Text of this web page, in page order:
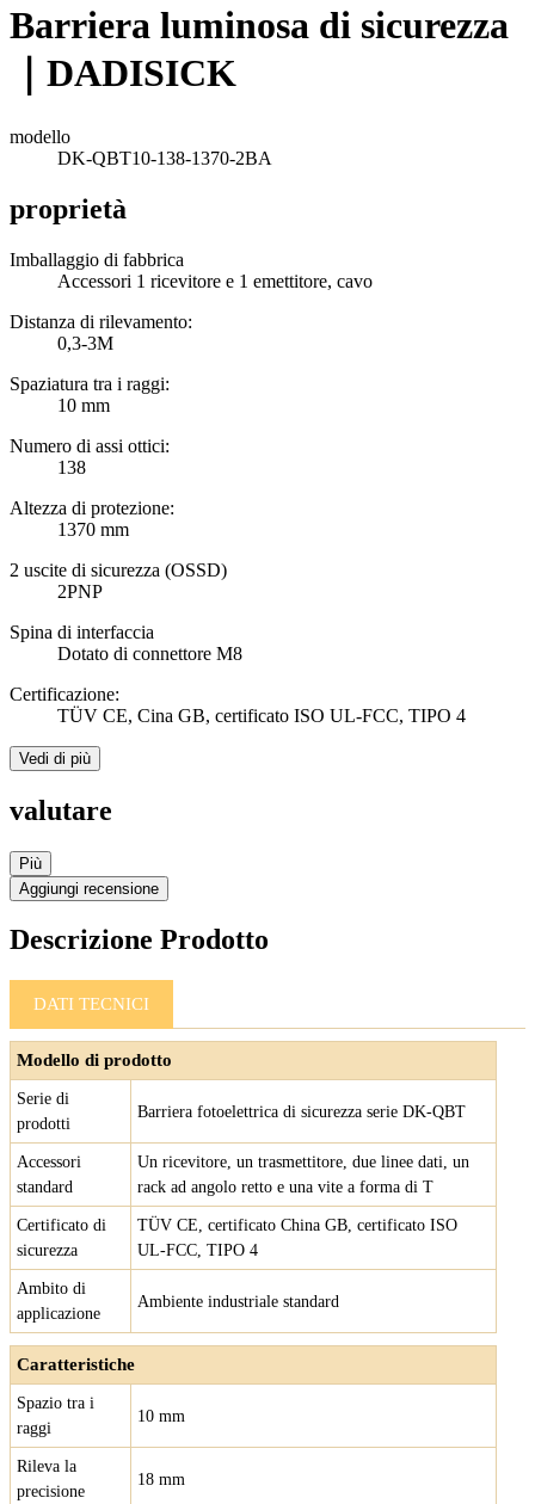
Barriera luminosa di sicurezza
｜DADISICK
modello
DK-QBT10-138-1370-2BA
proprietà
Imballaggio di fabbrica
Accessori 1 ricevitore e 1 emettitore, cavo
Distanza di rilevamento:
0,3-3M
Spaziatura tra i raggi:
10 mm
Numero di assi ottici:
138
Altezza di protezione:
1370 mm
2 uscite di sicurezza (OSSD)
2PNP
Spina di interfaccia
Dotato di connettore M8
Certificazione:
TÜV CE, Cina GB, certificato ISO UL-FCC, TIPO 4
Vedi di più
valutare
Più
Aggiungi recensione
Descrizione Prodotto
DATI TECNICI
Modello di prodotto
Serie di
prodotti
Barriera fotoelettrica di sicurezza serie DK-QBT
Accessori
standard
Un ricevitore, un trasmettitore, due linee dati, un
rack ad angolo retto e una vite a forma di T
Certificato di
sicurezza
TÜV CE, certificato China GB, certificato ISO
UL-FCC, TIPO 4
Ambito di
applicazione
Ambiente industriale standard
Caratteristiche
Spazio tra i
raggi
10 mm
Rileva la
precisione
18 mm